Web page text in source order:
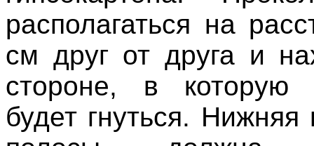
располагаться на
см друг от друга и
стороне, в которую
будет гнуться. Нижняя